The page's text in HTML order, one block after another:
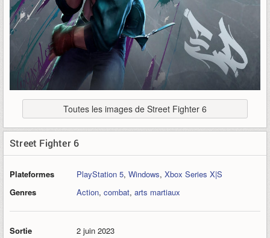
Toutes les images de Street Fighter 6
Street Fighter 6
Plateformes PlayStation 5, Windows, Xbox Series X|S
Genres
Action, combat, arts martiaux
Sortie 2 juin 2023